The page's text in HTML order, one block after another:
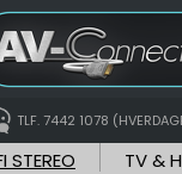
TLF. 7442 1078
STEREO TV &